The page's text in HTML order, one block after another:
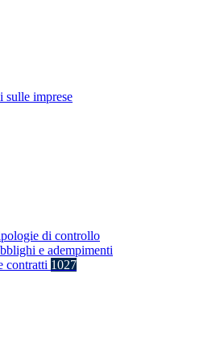
sulle imprese
di controllo
e adempimenti
contratti 1027